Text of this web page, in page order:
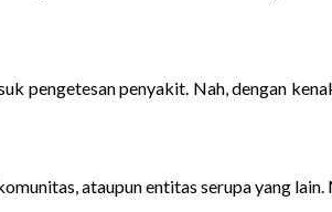
pengetesan penyakit. Nah, dengan
ataupun entitas serupa yang